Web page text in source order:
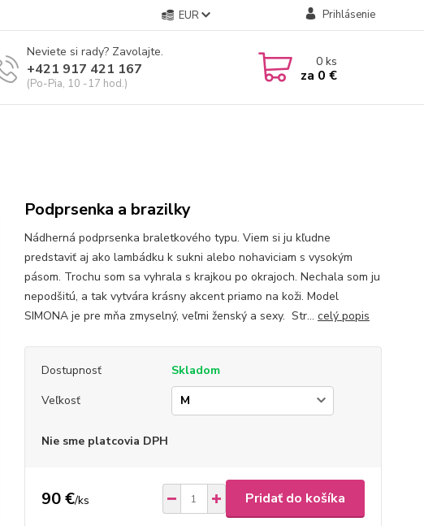
EUR Prihlásenie
Neviete si rady? Zavolajte.
+421 917 421 167
(Po-Pia, 10 -17 hod.)
0ks
za 0 €
Podprsenka a brazilky
Nádherná podprsenka braletkového typu. Viem si ju kľudne
predstaviť aj ako lambádku k sukni alebo nohaviciam s vysokým
pásom. Trochu som sa vyhrala s krajkou po okrajoch. Nechala som ju
nepodšitú, a tak vytvára krásny akcent priamo na koži. Model
SIMONA je pre mňa zmyselný, veľmi ženský a sexy. Str... celý popis
Dostupnosť
Skladom
Veľkosť
Nie sme platcovia DPH
90 €/ks Pridať do košíka